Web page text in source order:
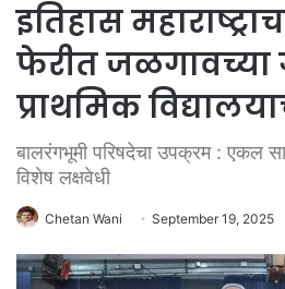
इतिहास
फेरीत जळगावच्या
प्राथमिक
बालरंगभूमी परिषदेचा उपक्रम : एकल
विशेष लक्षवेधी
Chetan Wani September 19, 2025